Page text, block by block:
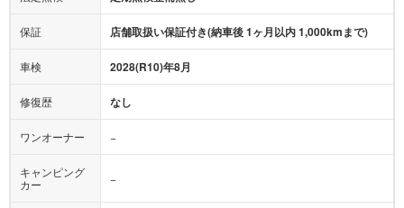
保証 店舗取扱い保証付き(納車後 1ヶ月以内 1,000kmまで)
車検 2028(R10)年8月
修復歴 なし
ワンオーナー −
キャンピング
カー
−